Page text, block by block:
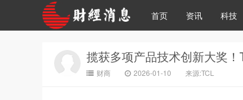
首页 资讯 科技
揽获多项产品技术创新大奖
财商 2026-01-10 来源:TCL